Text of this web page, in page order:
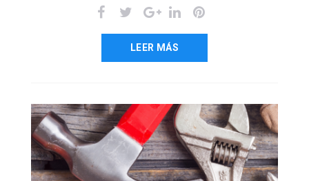
FacebookTwitter Google+ LinkedIn
LEER MÁS